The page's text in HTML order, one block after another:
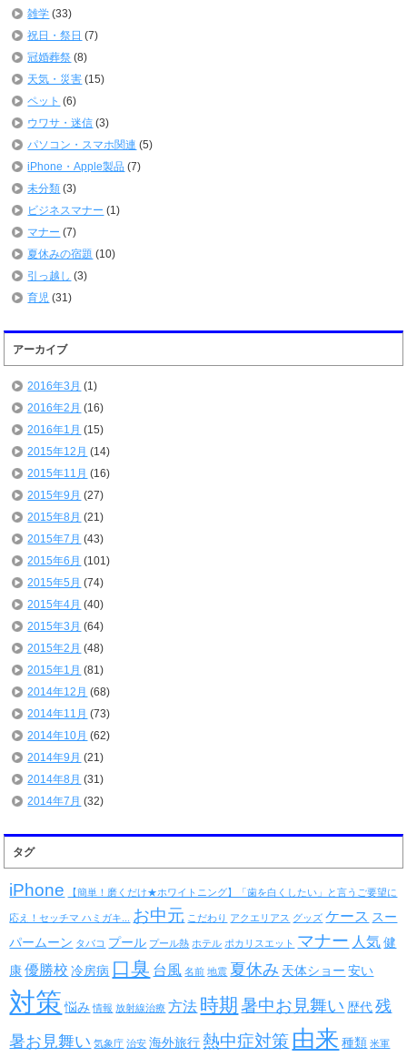
雑学 (33)
祝日・祭日 (7)
冠婚葬祭 (8)
天気・災害 (15)
ペット (6)
ウワサ・迷信 (3)
パソコン・スマホ関連 (5)
iPhone・Apple製品 (7)
未分類 (3)
ビジネスマナー (1)
マナー (7)
夏休みの宿題 (10)
引っ越し (3)
育児 (31)
アーカイブ
2016年3月 (1)
2016年2月 (16)
2016年1月 (15)
2015年12月 (14)
2015年11月 (16)
2015年9月 (27)
2015年8月 (21)
2015年7月 (43)
2015年6月 (101)
2015年5月 (74)
2015年4月 (40)
2015年3月 (64)
2015年2月 (48)
2015年1月 (81)
2014年12月 (68)
2014年11月 (73)
2014年10月 (62)
2014年9月 (21)
2014年8月 (31)
2014年7月 (32)
タグ
iPhone 【簡単！磨くだけ★ホワイトニング】「歯を白くしたい」と言うご要望に
応え！セッチマ ハミガキ... お中元 こだわり アクエリアス グッズ ケース スー
パームーン タバコ プール プール熱 ホテル ポカリスエット マナー 人気 健
康 優勝校 冷房病 口臭 台風 名前 地震 夏休み 天体ショー 安い
対策 悩み 情報 放射線治療 方法 時期 暑中お見舞い 歴代 残
暑お見舞い 気象庁 治安 海外旅行 熱中症対策 由来 種類 米軍